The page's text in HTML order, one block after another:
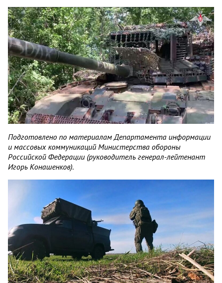
Подготовлено по материалам Департамента информации
и массовых коммуникаций Министерства обороны
Российской Федерации (руководитель генерал-лейтенант
Игорь Конашенков).